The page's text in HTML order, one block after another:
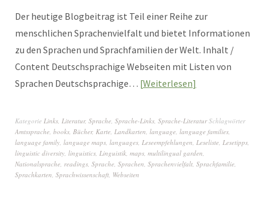
Der heutige Blogbeitrag ist Teil einer Reihe zur
menschlichen Sprachenvielfalt und bietet Informationen
zu den Sprachen und Sprachfamilien der Welt. Inhalt /
Content Deutschsprachige Webseiten mit Listen von
Sprachen Deutschsprachige… Weiterlesen
Kategorie Links Literatur, Sprache Sprache-Links Sprache-Literatur Schlagwörter
Amtssprache books Bücher, Karte Landkarten language language families
language family language maps languages Leseempfehlungen Leseliste Lesetipps
linguistic diversity linguistics Linguistik maps multilingual garden
Nationalsprache readings Sprache Sprachen Sprachenvielfalt Sprachfamilie
Sprachkarten Sprachwissenschaft Webseiten